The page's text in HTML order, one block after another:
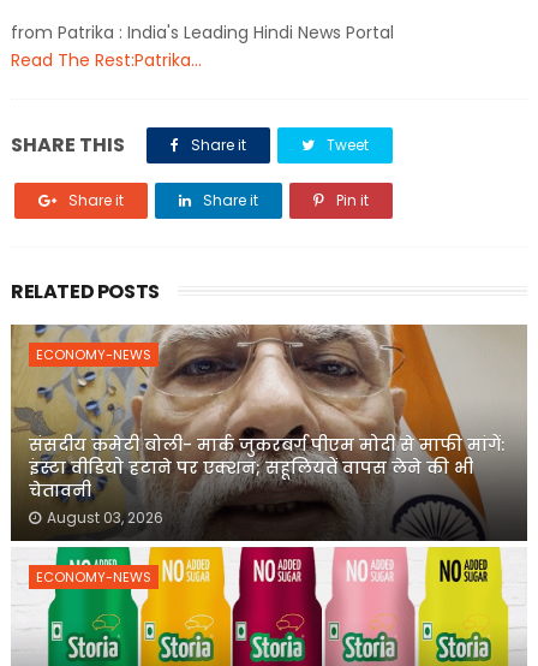
from Patrika : India's Leading Hindi News Portal
Read The Rest:Patrika...
SHARE THIS Share it Tweet
Share it Share it Pin it
RELATED POSTS
ECONOMY-NEWS
संसदीय कमेटी बोली- मार्क जुकरबर्ग पीएम मोदी से माफी मांगें:
इंस्टा वीडियो हटाने पर एक्शन; सहूलियतें वापस लेने की भी
चेतावनी
August 03, 2026
ECONOMY-NEWS